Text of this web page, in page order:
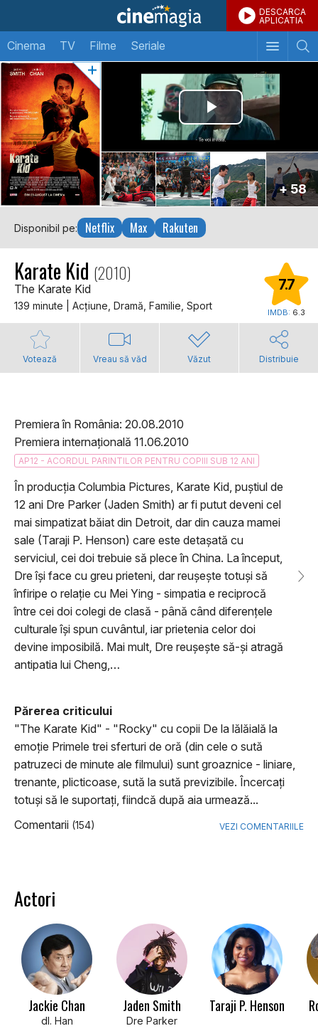
DESCARCA
APLICATIA
Cinema TV Filme Seriale
+ 58
Disponibil pe: Netflix Max Rakuten
Karate Kid (2010)
The Karate Kid
139 minute | Acţiune, Dramă, Familie, Sport
7.7
IMDB: 6.3
Votează Vreau să văd Văzut Distribuie
Premiera în România: 20.08.2010
Premiera internațională 11.06.2010
AP12 - ACORDUL PARINTILOR PENTRU COPIII SUB 12 ANI
În producția Columbia Pictures, Karate Kid, puștiul de
12 ani Dre Parker (Jaden Smith) ar fi putut deveni cel
mai simpatizat băiat din Detroit, dar din cauza mamei
sale (Taraji P. Henson) care este detașată cu
serviciul, cei doi trebuie să plece în China. La început,
Dre își face cu greu prieteni, dar reușește totuși să
înfiripe o relație cu Mei Ying - simpatia e reciprocă
între cei doi colegi de clasă - până când diferențele
culturale își spun cuvântul, iar prietenia celor doi
devine imposibilă. Mai mult, Dre reușește să-și atragă
antipatia lui Cheng,…
Părerea criticului
"The Karate Kid" - "Rocky" cu copii De la lălăială la
emoţie Primele trei sferturi de oră (din cele o sută
patruzeci de minute ale filmului) sunt groaznice - liniare,
trenante, plicticoase, sută la sută previzibile. Încercaţi
totuşi să le suportaţi, fiindcă după aia urmează...
Comentarii (154) VEZI COMENTARIILE
Actori
Jackie Chan
dl. Han
Jaden Smith
Dre Parker
Taraji P. Henson